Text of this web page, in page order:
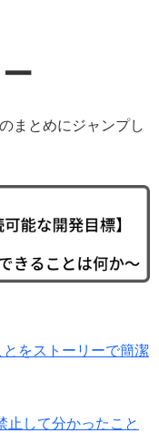
まとめにジャンプし
をストーリーで簡潔
止して分かったこと